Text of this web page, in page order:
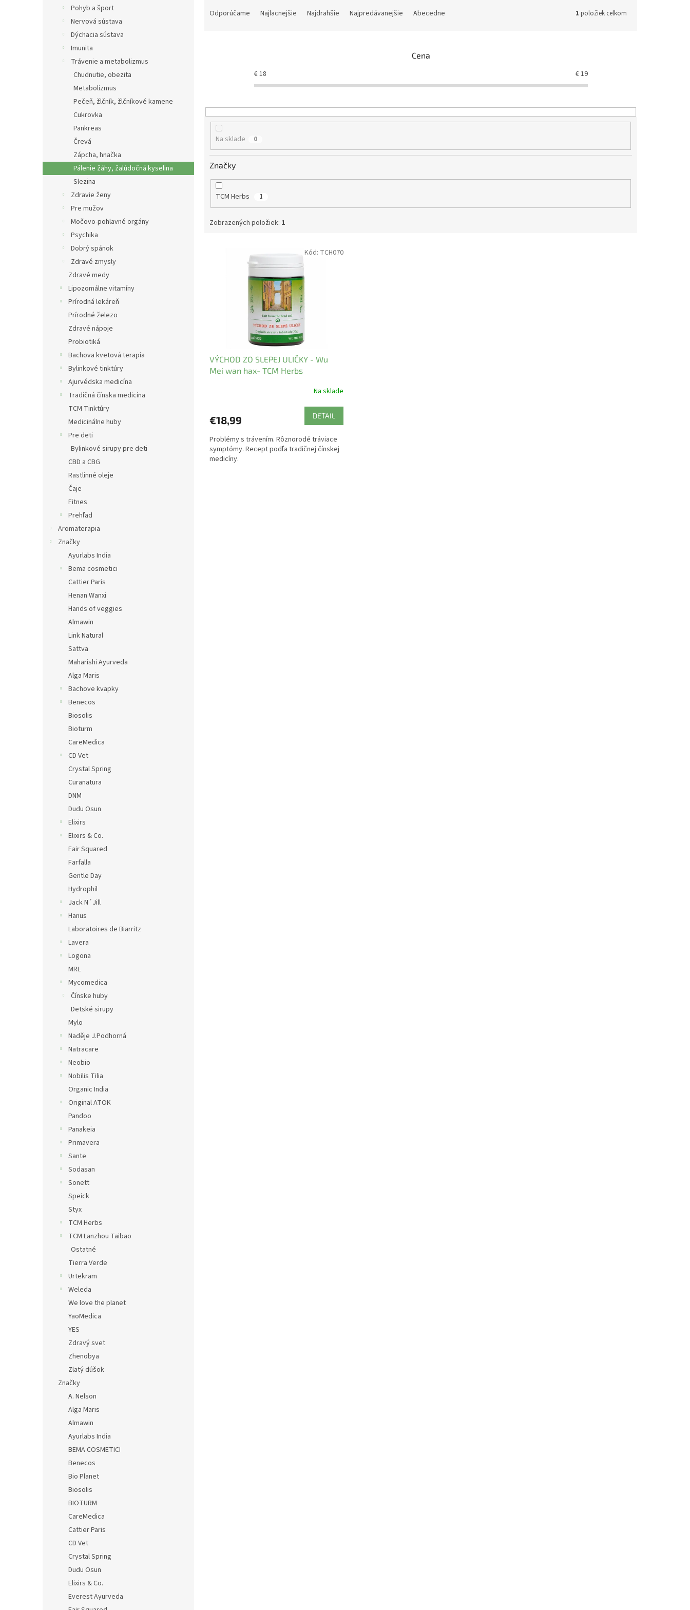
Pohyb a šport
Nervová sústava
Dýchacia sústava
Imunita
Trávenie a metabolizmus
Chudnutie, obezita
Metabolizmus
Pečeň, žlčník, žlčníkové kamene
Cukrovka
Pankreas
Črevá
Zápcha, hnačka
Pálenie žáhy, žalúdočná kyselina
Slezina
Zdravie ženy
Pre mužov
Močovo-pohlavné orgány
Psychika
Dobrý spánok
Zdravé zmysly
Zdravé medy
Lipozomálne vitamíny
Prírodná lekáreň
Prírodné železo
Zdravé nápoje
Probiotiká
Bachova kvetová terapia
Bylinkové tinktúry
Ajurvédska medicína
Tradičná čínska medicína
TCM Tinktúry
Medicinálne huby
Pre deti
Bylinkové sirupy pre deti
CBD a CBG
Rastlinné oleje
Čaje
Fitnes
Prehľad
Aromaterapia
Značky
Ayurlabs India
Bema cosmetici
Cattier Paris
Henan Wanxi
Hands of veggies
Almawin
Link Natural
Sattva
Maharishi Ayurveda
Alga Maris
Bachove kvapky
Benecos
Biosolis
Bioturm
CareMedica
CD Vet
Crystal Spring
Curanatura
DNM
Dudu Osun
Elixirs
Elixirs & Co.
Fair Squared
Farfalla
Gentle Day
Hydrophil
Jack N´Jill
Hanus
Laboratoires de Biarritz
Lavera
Logona
MRL
Mycomedica
Čínske huby
Detské sirupy
Mylo
Naděje J.Podhorná
Natracare
Neobio
Nobilis Tilia
Organic India
Original ATOK
Pandoo
Panakeia
Primavera
Sante
Sodasan
Sonett
Speick
Styx
TCM Herbs
TCM Lanzhou Taibao
Ostatné
Tierra Verde
Urtekram
Weleda
We love the planet
YaoMedica
YES
Zdravý svet
Zhenobya
Zlatý dúšok
Značky
A. Nelson
Alga Maris
Almawin
Ayurlabs India
BEMA COSMETICI
Benecos
Bio Planet
Biosolis
BIOTURM
CareMedica
Cattier Paris
CD Vet
Crystal Spring
Dudu Osun
Elixirs & Co.
Everest Ayurveda
d
Odporúčame Najlacnejšie Najdrahšie Najpredávanejšie Abecedne 1 položiek celkom
Cena
€18 €19
Na sklade 0
Značky
TCM Herbs 1
Zobrazených položiek: 1
VÝCHOD ZO SLEPEJ ULIČKY - Wu
Mei wan hax- TCM Herbs
Na sklade
€18,99 DETAIL
Problémy s trávením. Rôznorodé tráviace
symptómy. Recept podľa tradičnej čínskej
medicíny.
Kód: TCH070